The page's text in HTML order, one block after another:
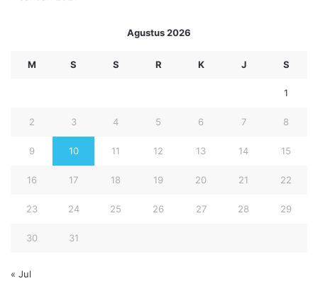
Agustus 2026
M S S R K J S
1
2 3 4 5 6 7 8
9 10 11 12 13 14 15
16 17 18 19 20 21 22
23 24 25 26 27 28 29
30 31
« Jul